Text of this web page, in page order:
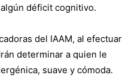
déficit cognitivo.
del IAAM, al efectuar
determinar a quien le
suave y cómoda.